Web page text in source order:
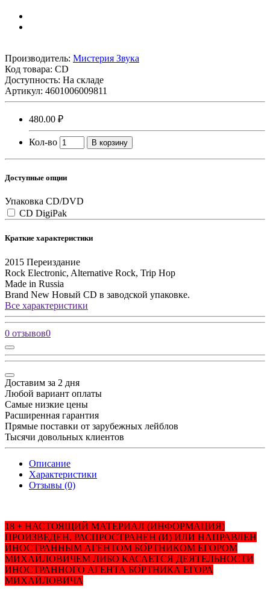
Производитель: Мистерия Звука
Код товара: CD
Доступность: На складе
Артикул: 4601006009811
480.00 ₽
Кол-во В корзину
Доступные опции
Упаковка CD/DVD
CD DigiPak
Краткие характеристики
2015 Переиздание
Rock Electronic, Alternative Rock, Trip Hop
Made in Russia
Brand New Новый CD в заводской упаковке.
Все характеристики
0 отзывов0
Доставим за 2 дня
Любой вариант оплаты
Самые низкие цены
Расширенная гарантия
Прямые поставки от зарубежных лейблов
Тысячи довольных клиентов
Описание
Характеристики
Отзывы (0)
18 + НАСТОЯЩИЙ МАТЕРИАЛ (ИНФОРМАЦИЯ)
ПРОИЗВЕДЕН, РАСПРОСТРАНЕН (И) ИЛИ НАПРАВЛЕН
ИНОСТРАННЫМ АГЕНТОМ БО́РТНИКОМ ЕГОРОМ
МИХАЙЛОВИЧЕМ ЛИБО КАСАЕТСЯ ДЕЯТЕЛЬНОСТИ
ИНОСТРАННОГО АГЕНТА БО́РТНИКА ЕГОРА
МИХАЙЛОВИЧА